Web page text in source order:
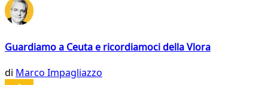
Guardiamo a Ceuta e ricordiamoci della Vlora
di Marco Impagliazzo